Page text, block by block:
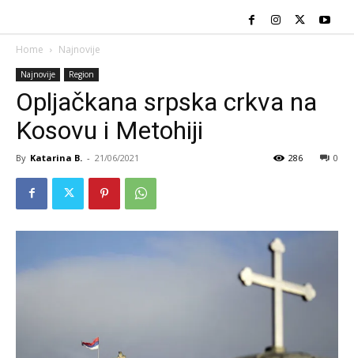
Home Najnovije
Najnovije Region
Opljačkana srpska crkva na
Kosovu i Metohiji
By Katarina B. - 21/06/2021 0
286